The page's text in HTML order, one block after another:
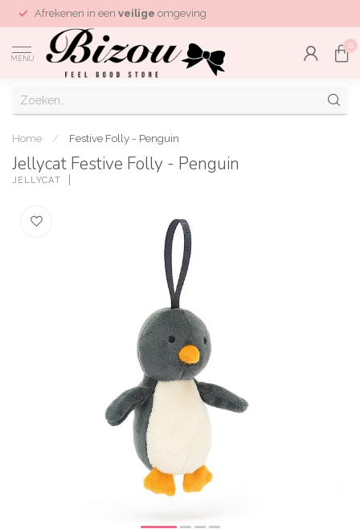
Afrekenen in een veilige omgeving
MENU
0
Home / Festive Folly - Penguin
Jellycat Festive Folly - Penguin
JELLYCAT